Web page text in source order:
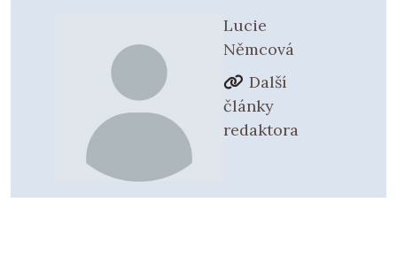
Lucie
Němcová
Další
články
redaktora